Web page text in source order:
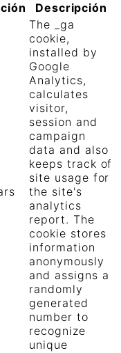
Descripción
The _ga
cookie,
installed by
Google
Analytics,
calculates
visitor,
session and
campaign
data and also
keeps track of
site usage for
the site's
analytics
report. The
cookie stores
information
anonymously
and assigns a
randomly
generated
number to
recognize
unique